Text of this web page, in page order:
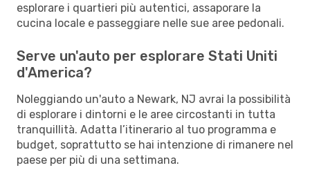
esplorare i quartieri più autentici, assaporare la
cucina locale e passeggiare nelle sue aree pedonali.
Serve un'auto per esplorare Stati Uniti
d'America?
Noleggiando un'auto a Newark, NJ avrai la possibilità
di esplorare i dintorni e le aree circostanti in tutta
tranquillità. Adatta l’itinerario al tuo programma e
budget, soprattutto se hai intenzione di rimanere nel
paese per più di una settimana.